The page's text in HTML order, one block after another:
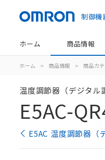
制御機
ホーム 商品情報
ホーム > 商品情報 > 商品カ
温度調節器（デジタル
E5AC-
E5AC 温度調節器（